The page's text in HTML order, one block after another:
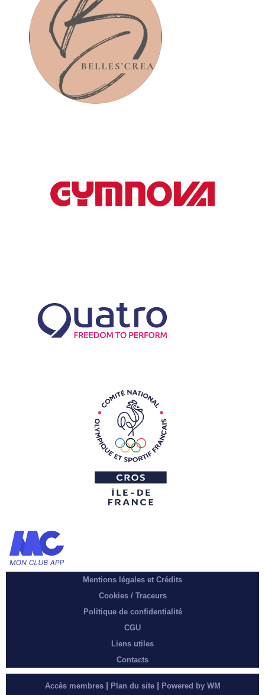
Mentions légales et Crédits
Cookies / Traceurs
Politique de confidentialité
CGU
Liens utiles
Contacts
Accès membres | Plan du site | Powered by WM